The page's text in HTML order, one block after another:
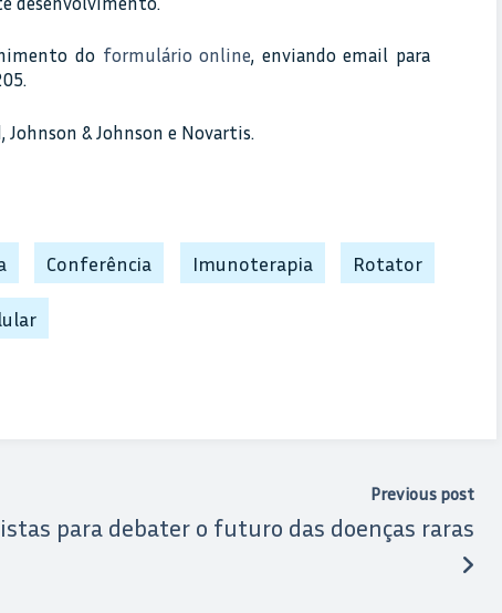
do formulário online, enviando email para
& Johnson e Novartis.
Conferência Imunoterapia Rotator
Previous post
para debater o futuro das doenças raras